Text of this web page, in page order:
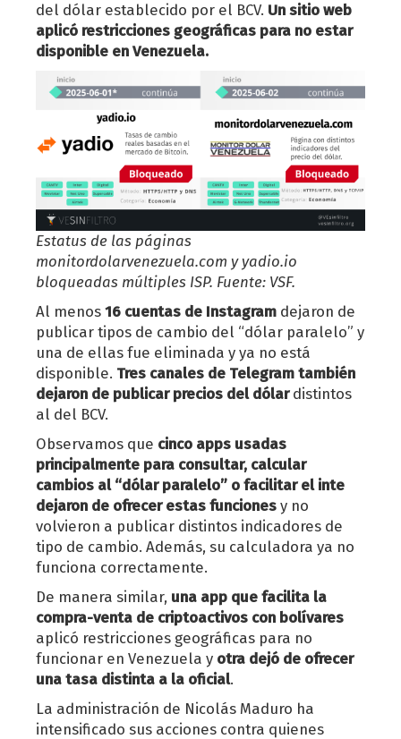
del dólar establecido por el BCV. Un sitio web
aplicó restricciones geográficas para no estar
disponible en Venezuela.
Estatus de las páginas
monitordolarvenezuela.com y yadio.io
bloqueadas múltiples ISP. Fuente: VSF.
Al menos 16 cuentas de Instagram dejaron de
publicar tipos de cambio del “dólar paralelo” y
una de ellas fue eliminada y ya no está
disponible. Tres canales de Telegram también
dejaron de publicar precios del dólardistintos
al del BCV.
Observamos que cinco apps usadas
principalmente para consultar, calcular
cambios al “dólar paralelo” o facilitar el inte
dejaron de ofrecer estas funciones y no
volvieron a publicar distintos indicadores de
tipo de cambio. Además, su calculadora ya no
funciona correctamente.
De manera similar, una app que facilita la
compra-venta de criptoactivos con bolívares
aplicó restricciones geográficas para no
funcionar en Venezuela y otra dejó de ofrecer
una tasa distinta a la oficial.
La administración de Nicolás Maduro ha
intensificado sus acciones contra quienes